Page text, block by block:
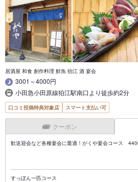
居酒屋 和食 創作料理 鮮魚 狛江 酒 宴会
3001～4000円
小田急小田原線狛江駅南口より徒歩約2分
口コミ投稿特典対象店 スマート支払い可
クーポン
歓送迎会など各種宴会に最適！がくや宴会コース
すっぽん一匹コース